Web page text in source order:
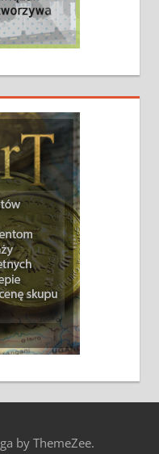
by ThemeZee.